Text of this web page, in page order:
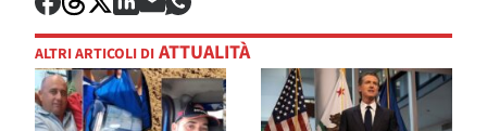
ALTRI ARTICOLI DI ATTUALITÀ